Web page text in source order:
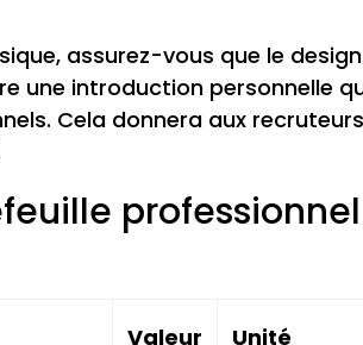
assurez-vous que le design
une introduction personnelle
Cela donnera aux
professionnel
Valeur Unité